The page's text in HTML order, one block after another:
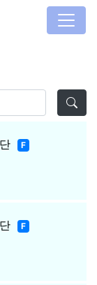
F
F